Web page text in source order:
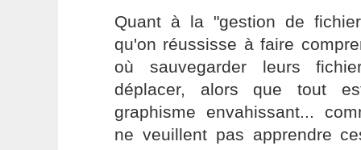
Quant à la "gestion de
qu'on réussisse à faire
où sauvegarder leurs
déplacer, alors que tout
graphisme envahissant...
ne veuillent pas apprendre